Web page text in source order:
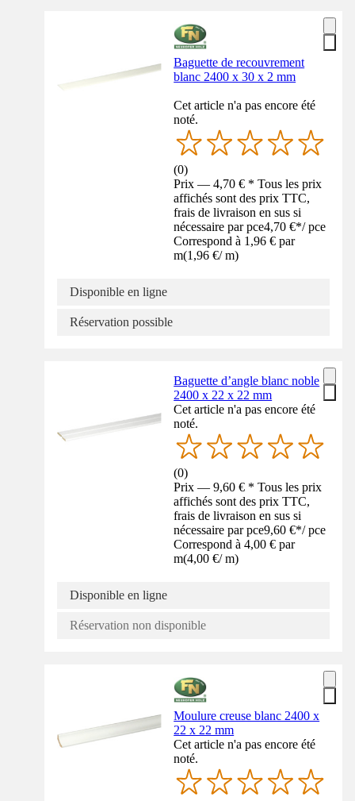
Baguette de recouvrement
blanc 2400 x 30 x 2 mm
Cet article n'a pas encore été
noté.
(0)
Prix — 4,70 € * Tous les prix
affichés sont des prix TTC,
frais de livraison en sus si
nécessaire par pce4,70 €*/ pce
Correspond à 1,96 € par
m(1,96 €/ m)
Disponible en ligne
Réservation possible
Baguette d’angle blanc noble
2400 x 22 x 22 mm
Cet article n'a pas encore été
noté.
(0)
Prix — 9,60 € * Tous les prix
affichés sont des prix TTC,
frais de livraison en sus si
nécessaire par pce9,60 €*/ pce
Correspond à 4,00 € par
m(4,00 €/ m)
Disponible en ligne
Réservation non disponible
Moulure creuse blanc 2400 x
22 x 22 mm
Cet article n'a pas encore été
noté.